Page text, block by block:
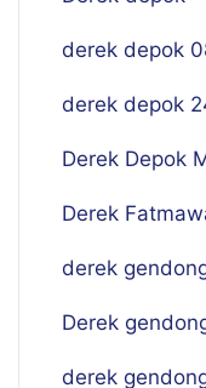
derek depok
derek depok
Derek Depok
Derek
derek
Derek
derek